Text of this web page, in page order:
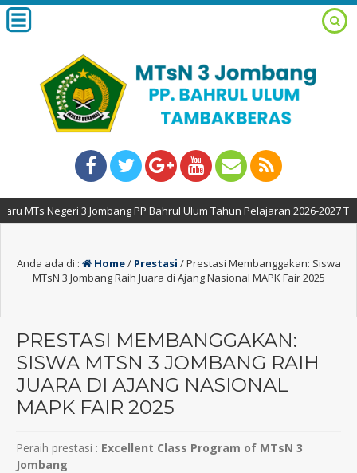
PP Bahrul Ulum Tahun Pelajaran 2026-2027 TELAK DIBUKA
Anda ada di : Home/ Prestasi /Prestasi Membanggakan: Siswa
MTsN 3 Jombang Raih Juara di Ajang Nasional MAPK Fair 2025
PRESTASI MEMBANGGAKAN:
SISWA MTSN 3 JOMBANG RAIH
JUARA DI AJANG NASIONAL
MAPK FAIR 2025
Peraih prestasi : Excellent Class Program of MTsN 3
Jombang